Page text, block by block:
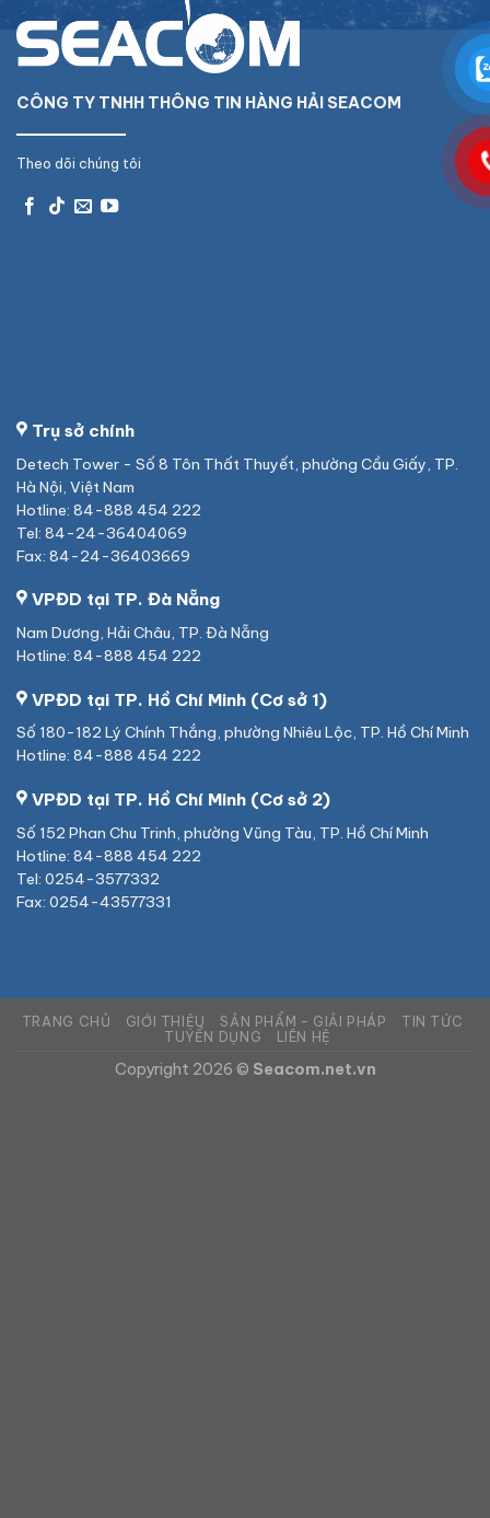
CÔNG TY TNHH THÔNG TIN HÀNG HẢI SEACOM
Theo dõi chúng tôi
Trụ sở chính
Detech Tower - Số 8 Tôn Thất Thuyết, phường Cầu Giấy, TP.
Hà Nội, Việt Nam
Hotline: 84-888 454 222
Tel: 84-24-36404069
Fax: 84-24-36403669
VPĐD tại TP. Đà Nẵng
Nam Dương, Hải Châu, TP. Đà Nẵng
Hotline: 84-888 454 222
VPĐD tại TP. Hồ Chí Minh (Cơ sở 1)
Số 180-182 Lý Chính Thắng, phường Nhiêu Lộc, TP. Hồ Chí Minh
Hotline: 84-888 454 222
VPĐD tại TP. Hồ Chí Minh (Cơ sở 2)
Số 152 Phan Chu Trinh, phường Vũng Tàu, TP. Hồ Chí Minh
Hotline: 84-888 454 222
Tel: 0254-3577332
Fax: 0254-43577331
TRANG CHỦ GIỚI THIỆU SẢN PHẨM – GIẢI PHÁP
TIN TỨC
TUYỂN DỤNG
LIÊN HỆ
Copyright 2026 © Seacom.net.vn